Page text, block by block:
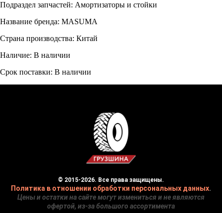
Подраздел запчастей: Амортизаторы и стойки
Название бренда: MASUMA
Страна производства: Китай
Наличие: В наличии
Срок поставки: В наличии
© 2015-2026. Все права защищены.
Политика в отношении обработки персональных данных.
Цены и остатки на сайте могут измениться и не являются
офертой, из-за большого ассортимента